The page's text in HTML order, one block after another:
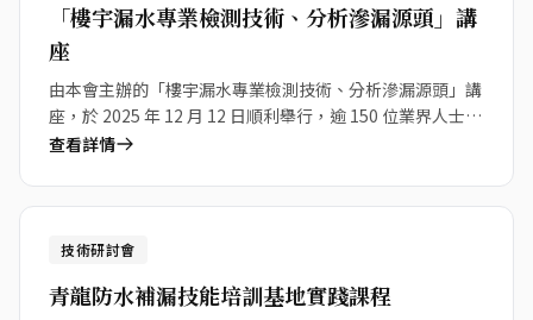
「樓宇漏水專業檢測技術、分析滲漏源頭」講
座
由本會主辦的「樓宇漏水專業檢測技術、分析滲漏源頭」講
座，於 2025 年 12 月 12 日順利舉行，逾 150 位業界人士出
席。
查看詳情
15
技術研討會
青龍防水補漏技能培訓基地實踐課程